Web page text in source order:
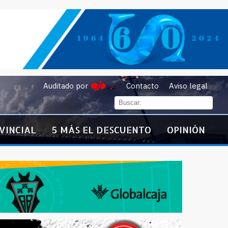
Auditado por Contacto Aviso legal
5 MÁS EL DESCUENTO OPINIÓN